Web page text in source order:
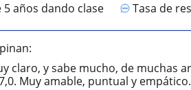
5 años dando clase Tasa de
claro, y sabe mucho, de muchas
Muy amable, puntual y